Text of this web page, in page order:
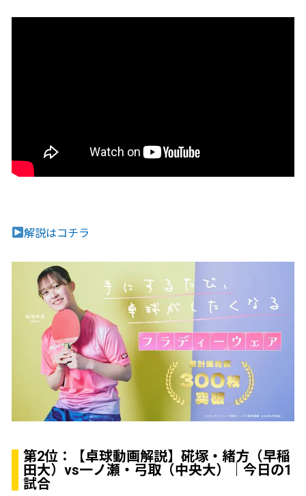
解説はコチラ
第2位：
【卓球動画解説】硴塚・緒方（早稲
田大）vs一ノ瀬・弓取（中央大）｜今日の1
試合